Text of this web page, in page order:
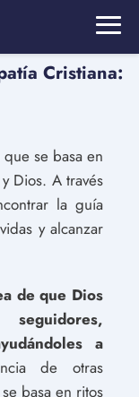
Cristiana:
se basa en
Dios. A través
la guía
y alcanzar
de que Dios
a
de otras
basa en ritos